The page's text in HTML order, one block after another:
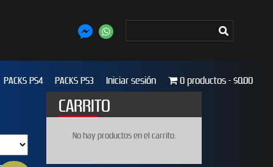
PACKS PS4 PACKS PS3 Iniciar sesión 0 productos $0.00
CARRITO
No hay productos en el carrito.